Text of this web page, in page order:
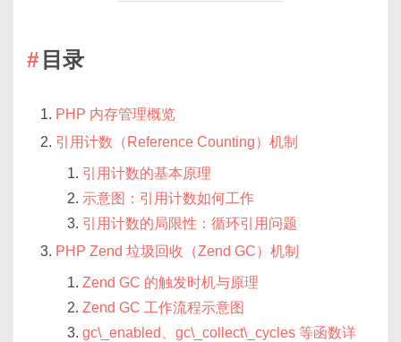
目录
PHP 内存管理概览
引用计数（Reference Counting）机制
引用计数的基本原理
示意图：引用计数如何工作
引用计数的局限性：循环引用问题
PHP Zend 垃圾回收（Zend GC）机制
Zend GC 的触发时机与原理
Zend GC 工作流程示意图
gc\_enabled、gc\_collect\_cycles 等函数详